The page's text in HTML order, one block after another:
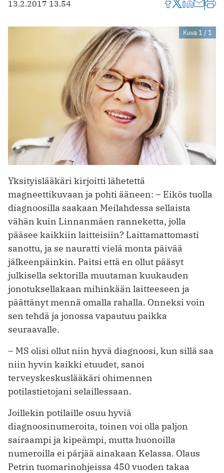
13.2.2017 13.54
Kuva 1 / 1
Yksityislääkäri kirjoitti lähetettä
magneettikuvaan ja pohti ääneen: – Eikös tuolla
diagnoosilla saakaan Meilahdessa sellaista
vähän kuin Linnanmäen ranneketta, jolla
pääsee kaikkiin laitteisiin? Laittamattomasti
sanottu, ja se nauratti vielä monta päivää
jälkeenpäinkin. Paitsi että en ollut pääsyt
julkisella sektorilla muutaman kuukauden
jonotuksellakaan mihinkään laitteeseen ja
päättänyt mennä omalla rahalla. Onneksi voin
sen tehdä ja jonossa vapautuu paikka
seuraavalle.
– MS olisi ollut niin hyvä diagnoosi, kun sillä saa
niin hyvin kaikki etuudet, sanoi
terveyskeskuslääkäri ohimennen
potilastietojani selaillessaan.
Joillekin potilaille osuu hyviä
diagnoosinumeroita, toinen voi olla paljon
sairaampi ja kipeämpi, mutta huonoilla
numeroilla ei pärjää ainakaan Kelassa. Olaus
Petrin tuomarinohjeissa 450 vuoden takaa